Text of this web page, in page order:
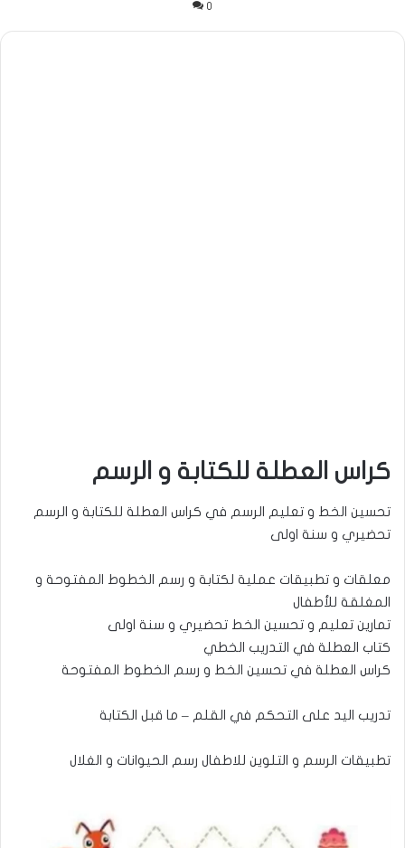
0
كراس العطلة للكتابة و الرسم
تحسين الخط و تعليم الرسم في كراس العطلة للكتابة و الرسم
تحضيري و سنة اولى
معلقات و تطبيقات عملية لكتابة و رسم الخطوط المفتوحة و
المغلقة للأطفال
تمارين تعليم و تحسين الخط تحضيري و سنة اولى
كتاب العطلة في التدريب الخطي
كراس العطلة في تحسين الخط و رسم الخطوط المفتوحة
تدريب اليد على التحكم في القلم – ما قبل الكتابة
تطبيقات الرسم و التلوين للاطفال رسم الحيوانات و الغلال